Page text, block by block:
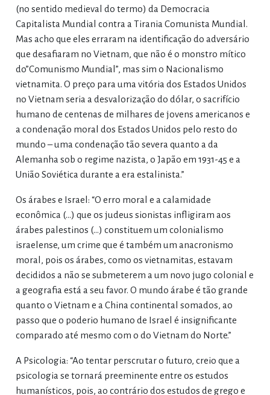
(no sentido medieval do termo) da Democracia
Capitalista Mundial contra a Tirania Comunista Mundial.
Mas acho que eles erraram na identificação do adversário
que desafiaram no Vietnam, que não é o monstro mítico
do”Comunismo Mundial”, mas sim o Nacionalismo
vietnamita. O preço para uma vitória dos Estados Unidos
no Vietnam seria a desvalorização do dólar, o sacrifício
humano de centenas de milhares de jovens americanos e
a condenação moral dos Estados Unidos pelo resto do
mundo – uma condenação tão severa quanto a da
Alemanha sob o regime nazista, o Japão em 1931-45 e a
União Soviética durante a era estalinista.”
Os árabes e Israel: “O erro moral e a calamidade
econômica (…) que os judeus sionistas infligiram aos
árabes palestinos (…) constituem um colonialismo
israelense, um crime que é também um anacronismo
moral, pois os árabes, como os vietnamitas, estavam
decididos a não se submeterem a um novo jugo colonial e
a geografia está a seu favor. O mundo árabe é tão grande
quanto o Vietnam e a China continental somados, ao
passo que o poderio humano de Israel é insignificante
comparado até mesmo com o do Vietnam do Norte.”
A Psicologia: “Ao tentar perscrutar o futuro, creio que a
psicologia se tornará preeminente entre os estudos
humanísticos, pois, ao contrário dos estudos de grego e